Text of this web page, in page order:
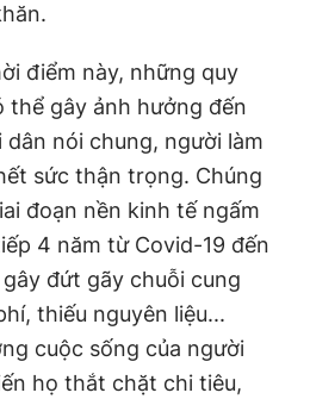
điểm này, những quy
thể gây ảnh hưởng đến
nói chung, người làm
sức thận trọng. Chúng
đoạn nền kinh tế ngấm
4 năm từ Covid-19 đến
đứt gãy chuỗi cung
thiếu nguyên liệu...
cuộc sống của người
họ thắt chặt chi tiêu,